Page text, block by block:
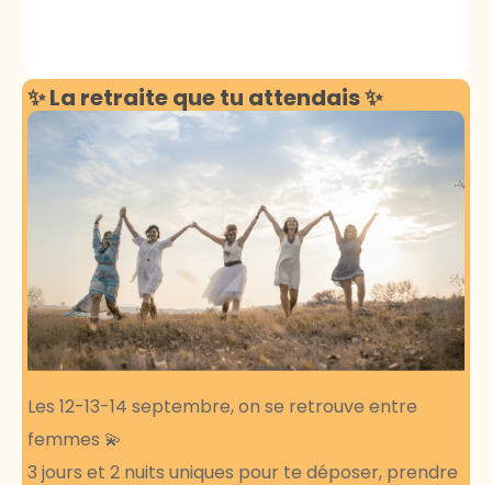
✨ La retraite que tu attendais✨
Les 12-13-14 septembre, on se retrouve entre
femmes 💫
3 jours et 2 nuits uniques pour te déposer, prendre